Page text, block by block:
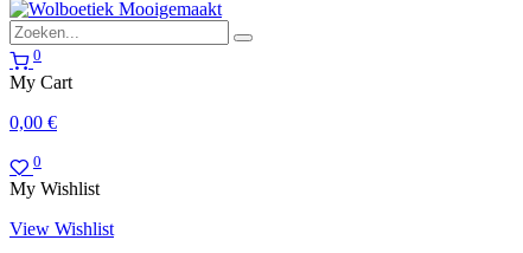
0
My Cart
0,00 €
0
My Wishlist
View Wishlist